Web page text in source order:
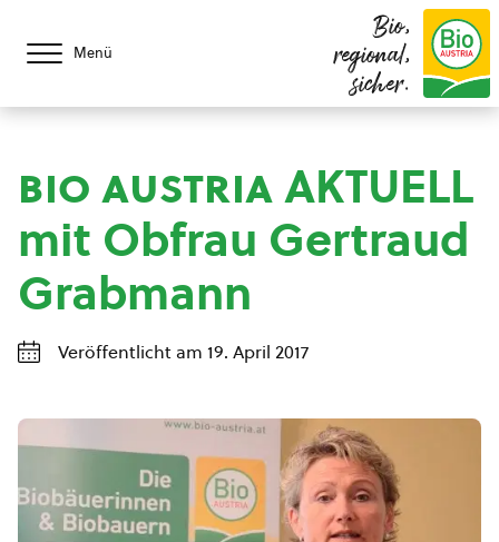
Menü
Bio,
regional,
sicher.
bio austriaAKTUELL
mit Obfrau Gertraud
Grabmann
Veröffentlicht am 19. April 2017